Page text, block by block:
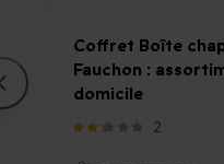
Coffret Boîte
Fauchon :
domicile
2